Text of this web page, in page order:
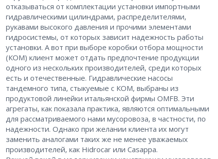
отказываться от комплектации установки импортными
гидравлическими цилиндрами, распределителями,
рукавами высокого давления и прочими элементами
гидросистемы, от которых зависит надежность работы
установки. А вот при выборе коробки отбора мощности
(КОМ) клиент может отдать предпочтение продукции
одного из нескольких производителей, среди которых
есть и отечественные. Гидравлические насосы
тандемного типа, стыкуемые с КОМ, выбраны из
продуктовой линейки итальянской фирмы OMFB. Эти
агрегаты, как показала практика, являются оптимальными
для рассматриваемого нами мусоровоза, в частности, по
надежности. Однако при желании клиента их могут
заменить аналогами таких же не менее уважаемых
производителей, как Hidrocar или Casappa.